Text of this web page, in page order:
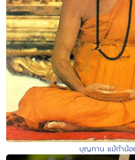
บุญทาน แม้ทำน้อ